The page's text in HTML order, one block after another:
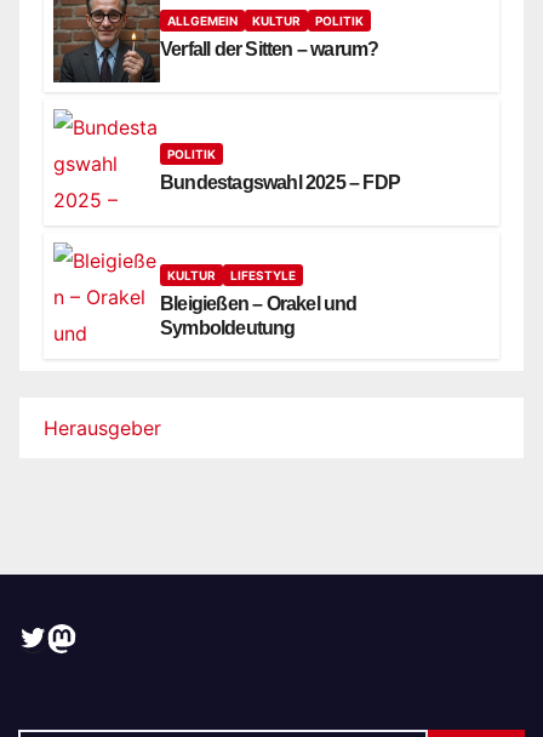
ALLGEMEIN KULTUR POLITIK
Verfall der Sitten – warum?
POLITIK
Bundestagswahl 2025 – FDP
KULTUR LIFESTYLE
Bleigießen – Orakel und
Symboldeutung
Herausgeber
Twitter
Mastodon